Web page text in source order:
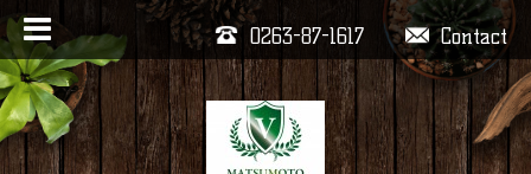
Contact
0263-87-1617